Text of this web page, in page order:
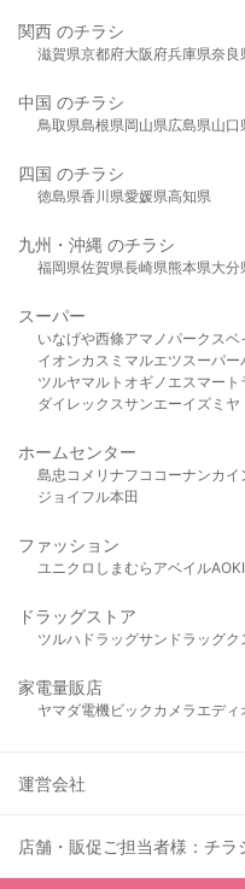
関西 のチラシ
滋賀県京都府大阪府兵庫県奈良
中国 のチラシ
鳥取県島根県岡山県広島県山口
四国 のチラシ
徳島県香川県愛媛県高知県
九州・沖縄 のチラシ
福岡県佐賀県長崎県熊本県大分
スーパー
いなげや西條アマノパークスベ
イオンカスミ マルエツスーパー
ツルヤマルト オギノ エスマート
ダイレックスサンエーイズミヤ
ホームセンター
島忠 コメリ ナフコ コーナンカイ
ジョイフル本田
ファッション
ユニクロ しまむら アベイルAOKI
ドラッグストア
ツルハドラッグサンドラッグク
家電量販店
ヤマダ電機ビックカメラ エディ
運営会社
店舗・販促ご担当者様：チ